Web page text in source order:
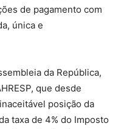
de pagamento com
única e
da República,
que desde
posição da
taxa de 4% do Imposto